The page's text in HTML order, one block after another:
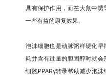
具有保护作用，而在大鼠中
一些有益的康复效果。
泡沫细胞也是动脉粥样硬化
耗并含有过量的胆固醇时就
细胞PPARγ转录帮助减少泡